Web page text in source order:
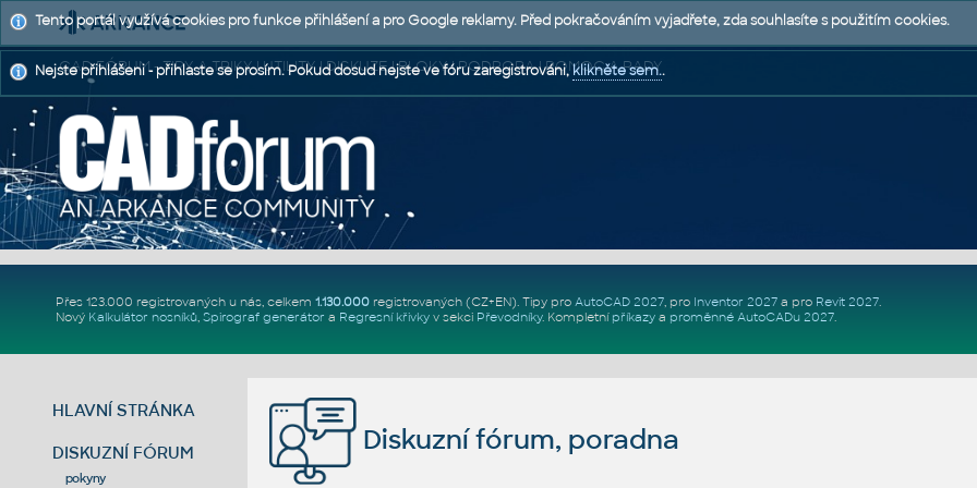
CAD FÓRUM - TIPY A TRIKY | UTILITY | DISKUZE | BLOKY | PODPORA | POMOC A RADY
Přes 123.000 registrovaných u nás, celkem 1.130.000registrovaných (CZ+EN). Tipy pro AutoCAD 2027, pro Inventor 2027a pro Revit 2027.
Nový Kalkulátor nosníků, Spirograf generátor a Regresní křivkyv sekci Převodníky. Kompletní příkazya proměnné AutoCADu 2027.
HLAVNÍ STRÁNKA
DISKUZNÍ FÓRUM
pokyny
Diskuzní fórum, poradna
Tento portál využívá cookies pro funkce přihlášení a pro Google reklamy. Před pokračováním vyjadřete, zda souhlasíte s použitím cookies.
Nejste přihlášeni - přihlaste se prosím. Pokud dosud nejste ve fóru zaregistrováni,klikněte sem..